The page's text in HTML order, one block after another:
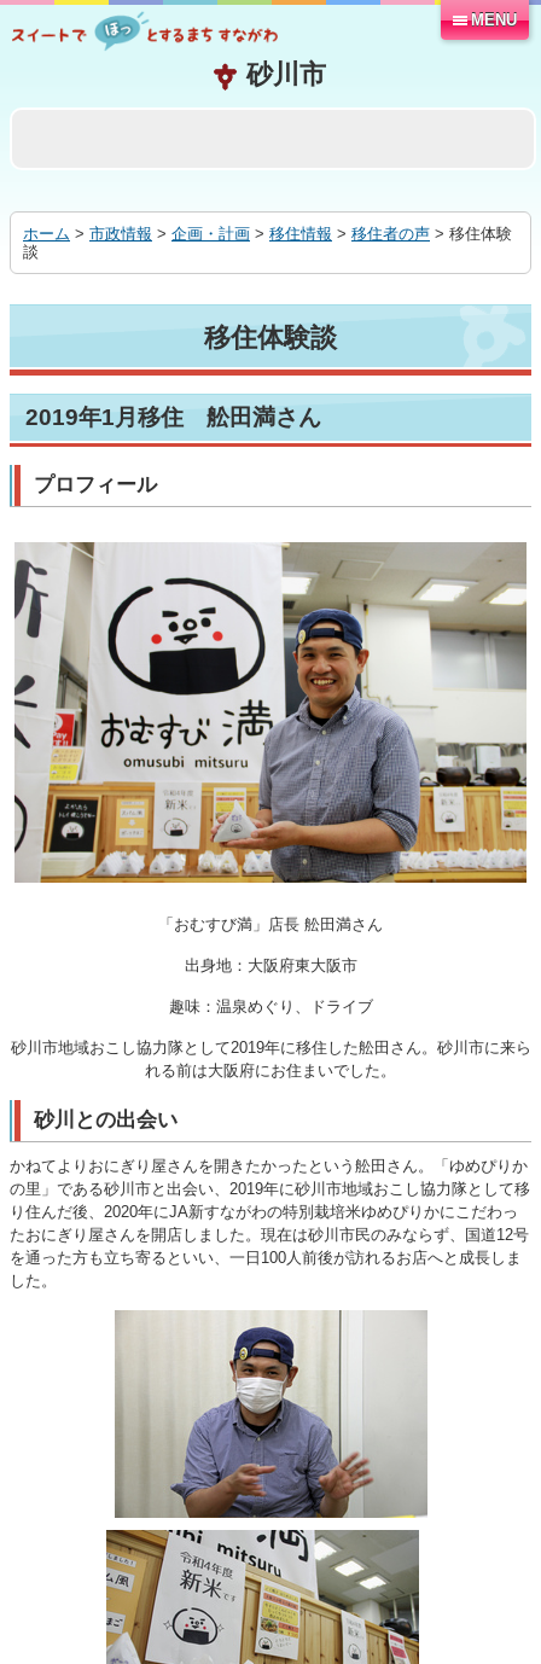
る
MENU
ホーム > 市政情報 > 企画・計画 > 移住情報 > 移住者の声 > 移住体験
談
移住体験談
2019年1月移住 舩田満さん
プロフィール
「おむすび満」店長 舩田満さん
出身地：大阪府東大阪市
趣味：温泉めぐり、ドライブ
砂川市地域おこし協力隊として2019年に移住した舩田さん。砂川市に来ら
れる前は大阪府にお住まいでした。
砂川との出会い
かねてよりおにぎり屋さんを開きたかったという舩田さん。「ゆめぴりか
の里」である砂川市と出会い、2019年に砂川市地域おこし協力隊として移
り住んだ後、2020年にJA新すながわの特別栽培米ゆめぴりかにこだわっ
たおにぎり屋さんを開店しました。現在は砂川市民のみならず、国道12号
を通った方も立ち寄るといい、一日100人前後が訪れるお店へと成長しま
した。